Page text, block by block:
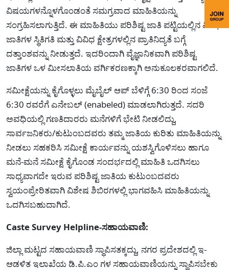
ವಿಷಯಗಳನ್ನೊಳಗೊಂಡಂತೆ ಸಮಗ್ರವಾದ ಮಾಹಿತಿಯನ್ನು
ಸಂಗ್ರಹಿಸಲಾಗುತ್ತಿದೆ. ಈ ಮಾಹಿತಿಯು ಪರಿಶಿಷ್ಟ ಜಾತಿ ಪಟ್ಟಿಯಲ್ಲಿನ ವಿವಿಧ
ಜಾತಿಗಳ ಸ್ಥಿತಿಗತಿ ಮತ್ತು ವಿವಿಧ ಕ್ಷೇತ್ರಗಳಲ್ಲಿನ ಪ್ರಾತಿನಿದ್ಯತೆ ಬಗ್ಗೆ
ದತ್ತಾಂಶವನ್ನು ನೀಡುತ್ತದೆ. ಇದರಿಂದಾಗಿ ವೈಜ್ಞಾನಿಕವಾಗಿ ಪರಿಶಿಷ್ಟ
ಜಾತಿಗಳ ಒಳ ಮೀಸಲಾತಿಯ ವರ್ಗಿಕರಣಕ್ಕಾಗಿ ಅನುಕೂಲಕರವಾಗಲಿದೆ.
ಸಮೀಕ್ಷೆಯನ್ನು ಕೈಗೊಳ್ಳಲು ಮೈಬೈಲ್ ಆಪ್ ಬೆಳಿಗ್ಗೆ 6:30 ರಿಂದ ಸಂಜೆ
6:30 ರವರೆಗೆ ಎನೇಬಲ್ (enabeled) ಮಾಡಲಾಗಿರುತ್ತದೆ. ಸದರಿ
ಅವಧಿಯಲ್ಲಿ ಗಣತಿದಾರರು ಮನೆಗಳಿಗೆ ಭೇಟಿ ನೀಡಲಿದ್ದು,
ಸಾರ್ವಜನಿಕರು/ಕುಟುಂಬದವರು ತಮ್ಮ ಜಾತಿಯ ಕುರಿತು ಮಾಹಿತಿಯನ್ನು
ನೀಡಲು ಸಹಕರಿಸಿ ಸಮೀಕ್ಷೆ ಕಾರ್ಯವನ್ನು ಯಶಸ್ವಿಗೊಳಿಸಲು ಹಾಗೂ
ಮನೆ-ಮನೆ ಸಮೀಕ್ಷೆ ಕೈಗೊಂಡ ಸಂದರ್ಭದಲ್ಲಿ ಮಾಹಿತಿ ಒದಗಿಸಲು
ಸಾಧ್ಯವಾಗದೇ ಇರುವ ಪರಿಶಿಷ್ಟ ಜಾತಿಯ ಕುಟುಂಬದವರು
ಸ್ವಯಂಪ್ರೇರಿತವಾಗಿ ವಿಶೇಷ ಶಿಬಿರಗಳಲ್ಲಿ ಭಾಗವಹಿಸಿ ಮಾಹಿತಿಯನ್ನು
ಒದಗಿಸಬಹುದಾಗಿದೆ.
Caste Survey Helpline-ಸಹಾಯವಾಣಿ:
ಜಿಲ್ಲಾ ಮಟ್ಟದ ಸಹಾಯವಾಣಿ ಸ್ಥಾಪಿಸತಕ್ಕದ್ದು, ನಗರ ಪ್ರದೇಶದಲ್ಲಿ ಇ-
ಆಡಳಿತ ಇಲಾಖೆಯ ಡಿ.ಪಿ.ಎಂ ಗಳ ಸಹಾಯವಾಣಿಯನ್ನು ಸ್ಥಾಪಿಸಬೇಕು